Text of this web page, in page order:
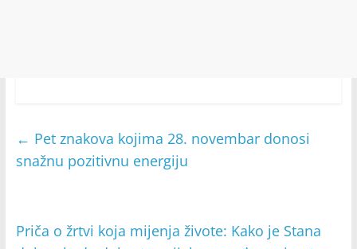
← Pet znakova kojima 28. novembar donosi
snažnu pozitivnu energiju
Priča o žrtvi koja mijenja živote: Kako je Stana